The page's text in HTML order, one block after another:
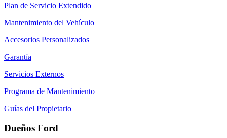
Plan de Servicio Extendido
Mantenimiento del Vehículo
Accesorios Personalizados
Garantía
Servicios Externos
Programa de Mantenimiento
Guías del Propietario
Dueños Ford